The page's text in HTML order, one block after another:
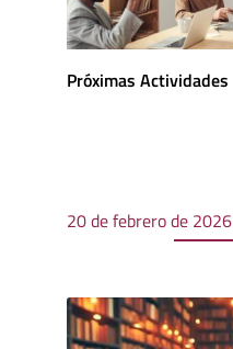
Próximas Actividades
20 de febrero de 2026